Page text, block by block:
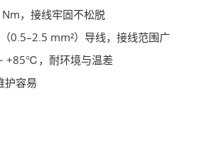
，接线牢固不松脱
0.5–2.5 mm²）导线，接线范围广
+85℃，耐环境与温差
护容易